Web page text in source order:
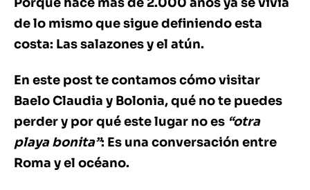
de lo mismo que sigue definiendo esta
costa: Las salazones y el atún.
En este post te contamos cómo visitar
Baelo Claudia y Bolonia, qué no te puedes
perder y por qué este lugar no es “otra
playa bonita”: Es una conversación entre
Roma y el océano.